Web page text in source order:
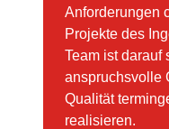
Anforderungen
Projekte des
Team ist darauf
anspruchsvolle
Qualität
realisieren.